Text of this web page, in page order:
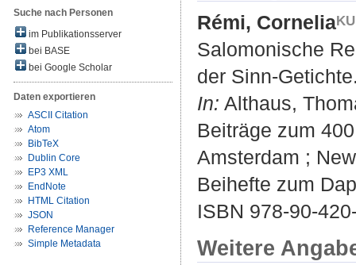
Suche nach Personen
im Publikationsserver
bei BASE
bei Google Scholar
Daten exportieren
ASCII Citation
Atom
BibTeX
Dublin Core
EP3 XML
EndNote
HTML Citation
JSON
Reference Manager
Simple Metadata
Rémi, Cornelia
Salomonische
der Sinn-
In: Althaus,
Beiträge zum
Amsterdam ;
Beihefte zum
ISBN 978-90-
Weitere